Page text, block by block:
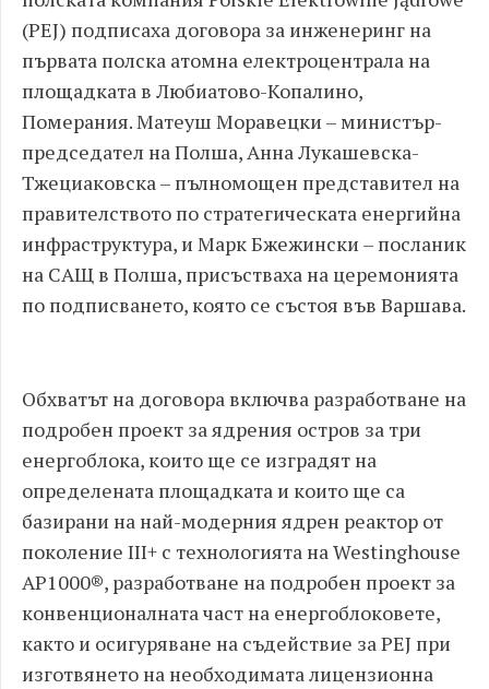
(PEJ) подписаха договора за инженеринг на
първата полска атомна електроцентрала на
площадката в Любиатово-Копалино,
Померания. Матеуш Моравецки – министър-
председател на Полша, Анна Лукашевска-
Тжециаковска – пълномощен представител на
правителството по стратегическата енергийна
инфраструктура, и Марк Бжежински – посланик
на САЩ в Полша, присъстваха на церемонията
по подписването, която се състоя във Варшава.
Обхватът на договора включва разработване на
подробен проект за ядрения остров за три
енергоблока, които ще се изградят на
определената площадката и които ще са
базирани на най-модерния ядрен реактор от
поколение III+ с технологията на Westinghouse
AP1000®, разработване на подробен проект за
конвенционалната част на енергоблоковете,
както и осигуряване на съдействие за PEJ при
изготвянето на необходимата лицензионна